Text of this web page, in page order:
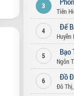
3
Tiên
4 Đế
Huyền
5
Ngôn
6 Đồ
Đô Thị